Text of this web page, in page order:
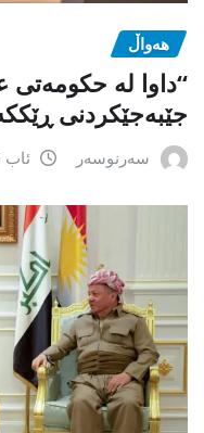
هەواڵ
“داوا لە حكومەتی
جێبەجێكردنی
سەرنوسەر ئاب 6, 2026